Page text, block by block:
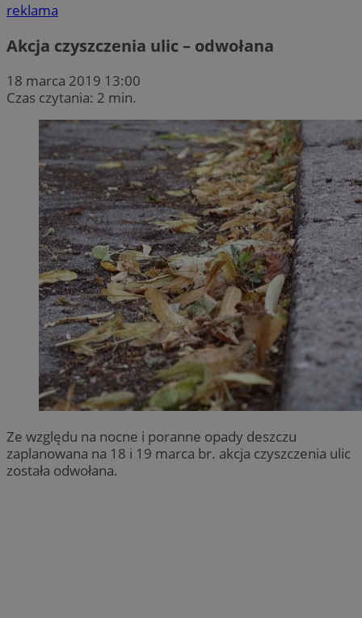
reklama
Akcja czyszczenia ulic – odwołana
18 marca 2019 13:00
Czas czytania: 2 min.
Ze względu na nocne i poranne opady deszczu
zaplanowana na 18 i 19 marca br. akcja czyszczenia ulic
została odwołana.